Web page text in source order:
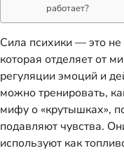
работает?
Сила психики — это
которая отделяет от
регуляции эмоций и
можно тренировать,
мифу о «крутышках»,
подавляют чувства.
используют как